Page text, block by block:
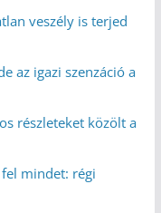
veszély is terjed
az igazi szenzáció a
részleteket közölt a
mindet: régi